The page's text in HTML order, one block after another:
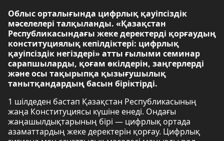
Облыс орталығында цифрлық қауіпсіздік
мәселелері талқыланды. «Қазақстан
Республикасындағы жеке деректерді қорғаудың
конституциялық кепілдіктері: цифрлық
қауіпсіздік негіздері» атты ғылыми семинар
сарапшыларды, қоғам өкілдерін, заңгерлерді
және осы тақырыпқа қызығушылық
танытқандардың басын біріктірді.
1 шілдеден бастап Қазақстан Республикасының
жаңа Конституциясы күшіне енеді. Ондағы
жаңашылдықтарының бірі — цифрлық ортада
азаматтардың жеке деректерін қорғау. Цифрлық